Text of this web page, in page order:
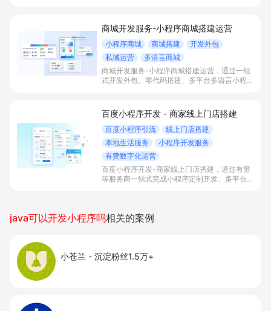
私域运营场景，提升获客与复购，实现线上生意
增长。
商城开发服务-小程序商城搭建运营
小程序商城 商城搭建
开发外包
私域运营
多语言商城
商城开发服务-小程序商城搭建运营，通过一站
式开发外包、零代码搭建、多平台多语言小程序
实现低成本获客、提升复购与业绩增长。
百度小程序开发 - 商家线上门店搭建
百度小程序引流
线上门店搭建
本地生活服务
小程序开发服务
有赞数字化运营
百度小程序开发-商家线上门店搭建，通过有赞
等服务商一站式完成小程序定制开发、多平台联
java可以开发小程序吗相关的案例
小苍兰 - 沉淀粉丝1.5万+